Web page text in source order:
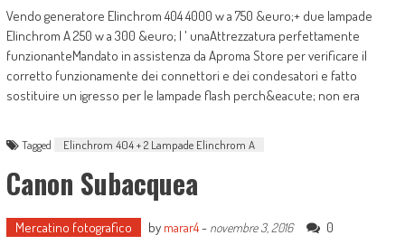
Vendo generatore Elinchrom 404 4000 w a 750 &euro;+ due lampade
Elinchrom A 250 w a 300 &euro; l ' unaAttrezzatura perfettamente
funzionanteMandato in assistenza da Aproma Store per verificare il
corretto funzionamente dei connettori e dei condesatori e fatto
sostituire un igresso per le lampade flash perch&eacute; non era
Tagged Elinchrom 404 + 2 Lampade Elinchrom A
Canon Subacquea
Mercatino fotografico by marar4- novembre 3, 2016 0